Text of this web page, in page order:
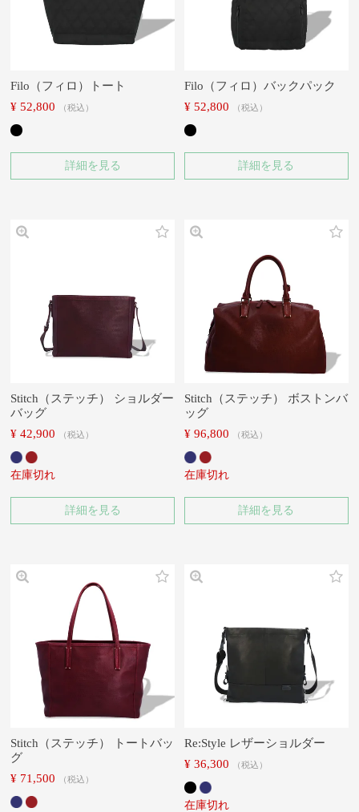
Filo（フィロ）トート
¥ 52,800 税込
詳細を見る
Filo（フィロ）バックパック
¥ 52,800 税込
詳細を見る
Stitch（ステッチ） ショルダー
バッグ
¥ 42,900 税込
在庫切れ
詳細を見る
Stitch（ステッチ） ボストンバ
ッグ
¥ 96,800 税込
在庫切れ
詳細を見る
Stitch（ステッチ） トートバッ
グ
¥ 71,500 税込
Re:Style レザーショルダー
¥ 36,300 税込
在庫切れ